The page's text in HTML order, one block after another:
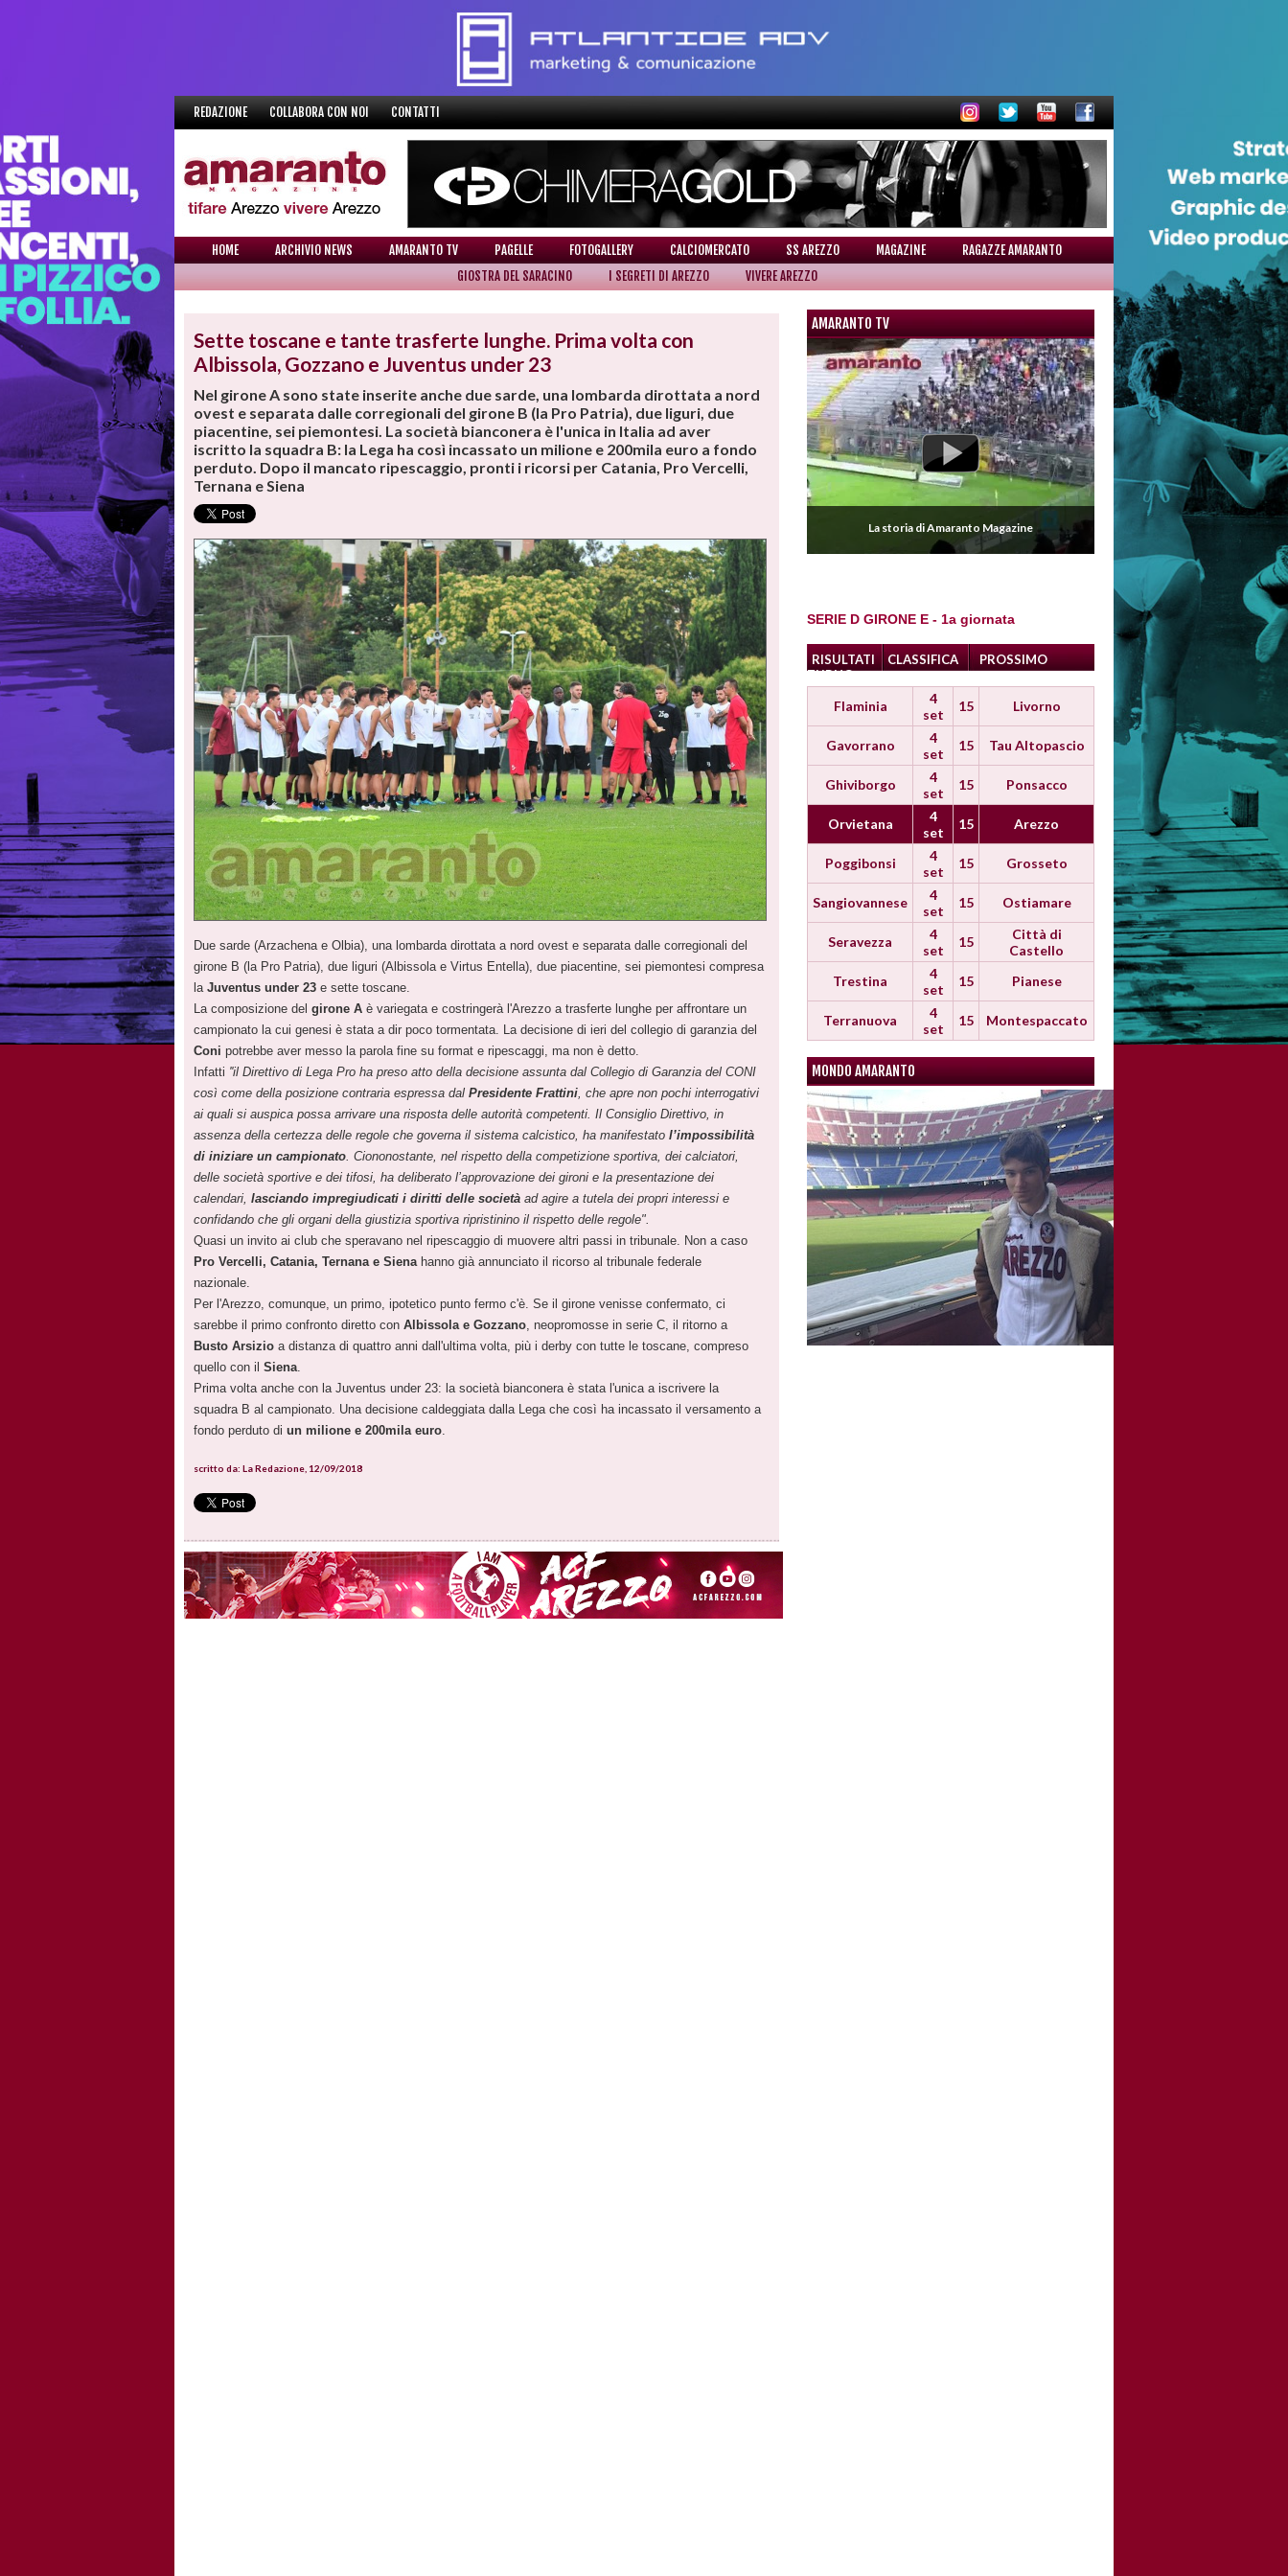
REDAZIONE COLLABORA CON NOI CONTATTI
HOME ARCHIVIO NEWS AMARANTO TV PAGELLE FOTOGALLERY CALCIOMERCATO SS AREZZO MAGAZINE
RAGAZZE AMARANTO
GIOSTRA DEL SARACINO
I SEGRETI DI AREZZO VIVERE AREZZO
Sette toscane e tante trasferte lunghe. Prima volta con
Albissola, Gozzano e Juventus under 23
Nel girone A sono state inserite anche due sarde, una lombarda dirottata a nord
ovest e separata dalle corregionali del girone B (la Pro Patria), due liguri, due
piacentine, sei piemontesi. La società bianconera è l'unica in Italia ad aver
iscritto la squadra B: la Lega ha così incassato un milione e 200mila euro a fondo
perduto. Dopo il mancato ripescaggio, pronti i ricorsi per Catania, Pro Vercelli,
Ternana e Siena
Due sarde (Arzachena e Olbia), una lombarda dirottata a nord ovest e separata dalle corregionali del
girone B (la Pro Patria), due liguri (Albissola e Virtus Entella), due piacentine, sei piemontesi compresa
la Juventus under 23 e sette toscane.
La composizione del girone A è variegata e costringerà l'Arezzo a trasferte lunghe per affrontare un
campionato la cui genesi è stata a dir poco tormentata. La decisione di ieri del collegio di garanzia del
Coni potrebbe aver messo la parola fine su format e ripescaggi, ma non è detto.
Infatti ''il Direttivo di Lega Pro ha preso atto della decisione assunta dal Collegio di Garanzia del CONI
così come della posizione contraria espressa dal Presidente Frattini, che apre non pochi interrogativi
ai quali si auspica possa arrivare una risposta delle autorità competenti. Il Consiglio Direttivo, in
assenza della certezza delle regole che governa il sistema calcistico, ha manifestato l’impossibilità
di iniziare un campionato. Ciononostante, nel rispetto della competizione sportiva, dei calciatori,
delle società sportive e dei tifosi, ha deliberato l’approvazione dei gironi e la presentazione dei
calendari, lasciando impregiudicati i diritti delle società ad agire a tutela dei propri interessi e
confidando che gli organi della giustizia sportiva ripristinino il rispetto delle regole".
Quasi un invito ai club che speravano nel ripescaggio di muovere altri passi in tribunale. Non a caso
Pro Vercelli, Catania, Ternana e Sienahanno già annunciato il ricorso al tribunale federale
nazionale.
Per l'Arezzo, comunque, un primo, ipotetico punto fermo c'è. Se il girone venisse confermato, ci
sarebbe il primo confronto diretto con Albissola e Gozzano, neopromosse in serie C, il ritorno a
Busto Arsizio a distanza di quattro anni dall'ultima volta, più i derby con tutte le toscane, compreso
quello con il Siena.
Prima volta anche con la Juventus under 23: la società bianconera è stata l'unica a iscrivere la
squadra B al campionato. Una decisione caldeggiata dalla Lega che così ha incassato il versamento a
fondo perduto di un milione e 200mila euro.
scritto da: La Redazione, 12/09/2018
AMARANTO TV
La storia di Amaranto Magazine
SERIE D GIRONE E - 1a giornata
RISULTATI CLASSIFICA
PROSSIMO
TURNO
Flaminia
4
set
15 Livorno
Gavorrano
4
set
15 Tau Altopascio
Ghiviborgo
4
set
15 Ponsacco
Orvietana
4
set
15 Arezzo
Poggibonsi
4
set
15 Grosseto
Sangiovannese
4
set
15 Ostiamare
Seravezza
4
set
15
Città di
Castello
Trestina
4
set
15 Pianese
Terranuova
4
set
15 Montespaccato
MONDO AMARANTO